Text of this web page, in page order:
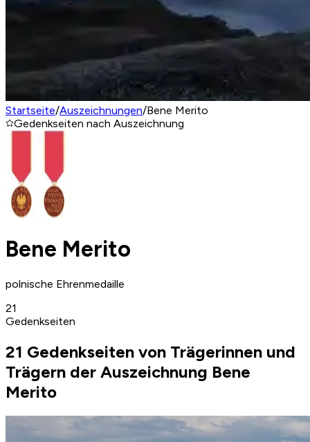
Startseite/Auszeichnungen/Bene Merito
Gedenkseiten nach Auszeichnung
Bene Merito
polnische Ehrenmedaille
21
Gedenkseiten
21 Gedenkseiten von Trägerinnen und
Trägern der Auszeichnung Bene
Merito